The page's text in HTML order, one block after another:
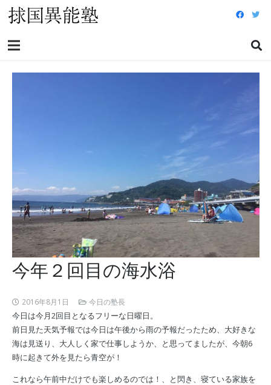
今年２回目の海水浴
2016年8月1日 今日の塾長
今日は今月2回目となるフリーな日曜日。
前日見た天気予報では今日は午後から雨の予報だったため、大好きな
海は見送り、大人しく家で仕事しようか、と思ってましたが、今朝6
時に起きて外を見たら青空が！
これなら午前中だけでも楽しめるのでは！、と閃き、寝ている家族を